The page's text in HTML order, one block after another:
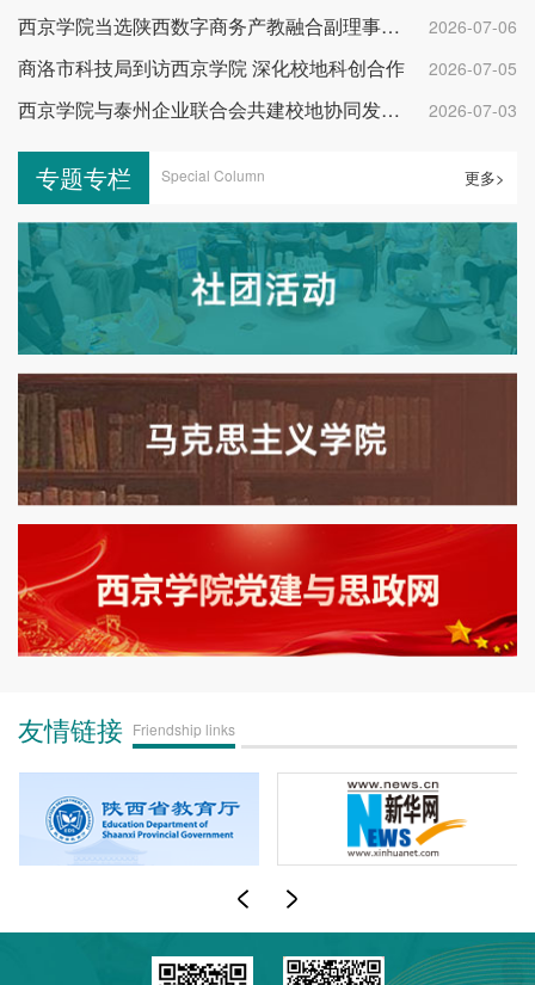
西京学院当选陕西数字商务产教融合副理事长单位 2026-07-06
商洛市科技局到访西京学院 深化校地科创合作 2026-07-05
西京学院与泰州企业联合会共建校地协同发展平台 2026-07-03
专题专栏 Special Column 更多>
友情链接 Friendship links